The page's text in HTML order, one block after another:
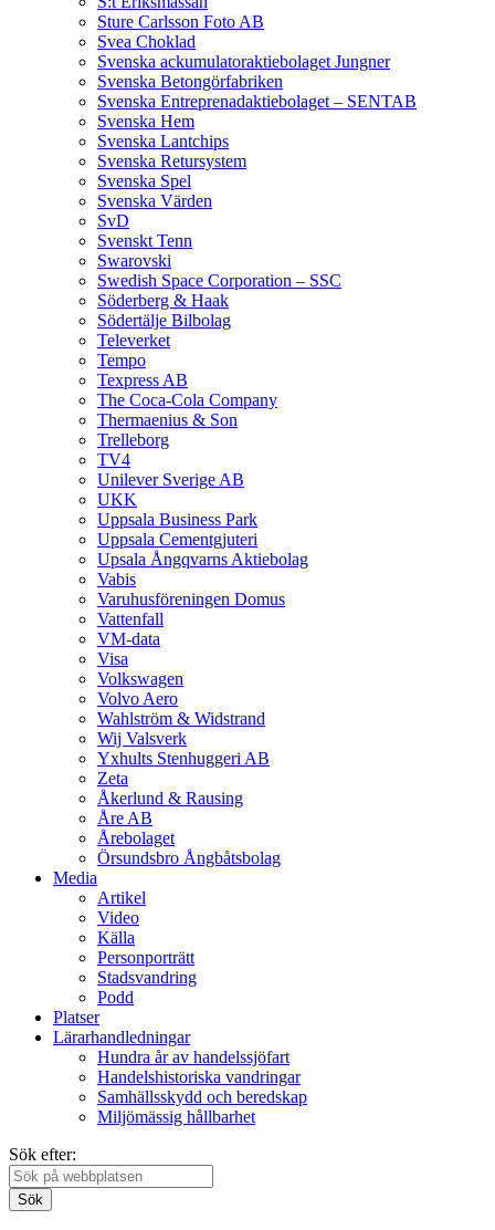
Sture Carlsson Foto AB
Svea Choklad
Svenska ackumulatoraktiebolaget Jungner
Svenska Betongörfabriken
Svenska Entreprenadaktiebolaget – SENTAB
Svenska Hem
Svenska Lantchips
Svenska Retursystem
Svenska Spel
Svenska Värden
SvD
Svenskt Tenn
Swarovski
Swedish Space Corporation – SSC
Söderberg & Haak
Södertälje Bilbolag
Televerket
Tempo
Texpress AB
The Coca-Cola Company
Thermaenius & Son
Trelleborg
TV4
Unilever Sverige AB
UKK
Uppsala Business Park
Uppsala Cementgjuteri
Upsala Ångqvarns Aktiebolag
Vabis
Varuhusföreningen Domus
Vattenfall
VM-data
Visa
Volkswagen
Volvo Aero
Wahlström & Widstrand
Wij Valsverk
Yxhults Stenhuggeri AB
Zeta
Åkerlund & Rausing
Åre AB
Årebolaget
Örsundsbro Ångbåtsbolag
Media
Artikel
Video
Källa
Personporträtt
Stadsvandring
Podd
Platser
Lärarhandledningar
Hundra år av handelssjöfart
Handelshistoriska vandringar
Samhällsskydd och beredskap
Miljömässig hållbarhet
Sök efter:
Sök